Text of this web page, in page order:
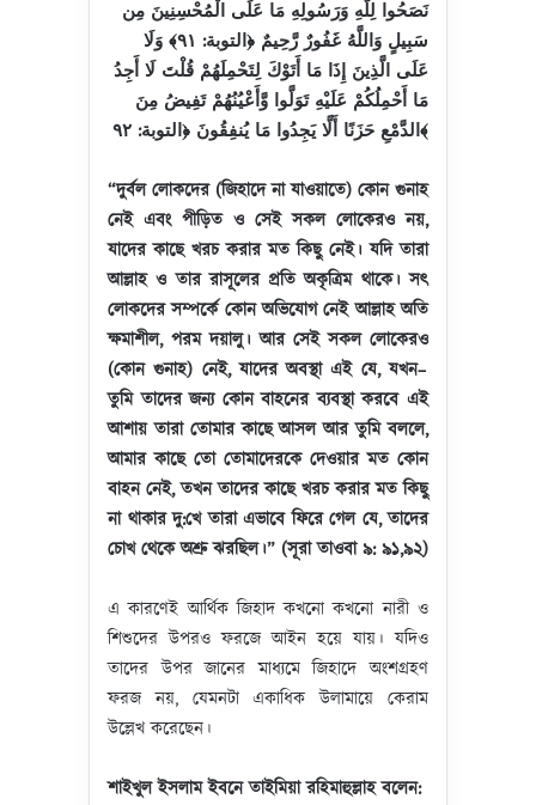
نَصَحُوا لِلَّهِ وَرَسُولِهِ مَا عَلَى الْمُحْسِنِينَ مِن
سَبِيلٍ وَاللَّهُ غَفُورٌ رَّحِيمٌ ﴿التوبة: ٩١﴾
وَلَا
عَلَى الَّذِينَ إِذَا مَا أَتَوْكَ لِتَحْمِلَهُمْ قُلْتَ لَا أَجِدُ
مَا أَحْمِلُكُمْ عَلَيْهِ تَوَلَّوا وَّأَعْيُنُهُمْ تَفِيضُ مِنَ
الدَّمْعِ حَزَنًا أَلَّا يَجِدُوا مَا يُنفِقُونَ ﴿التوبة: ٩٢﴾
“দুর্বল লোকদের(জিহাদে না যাওয়াতে) কোন গুনাহ
নেই এবং পীড়িত ও সেই সকল লোকেরও নয়,
যাদের কাছে খরচ করার মত কিছু নেই। যদি তারা
আল্লাহ ও তার রাসূলের প্রতি অকৃত্রিম থাকে। সৎ
লোকদের সম্পর্কে কোন অভিযোগ নেই আল্লাহ অতি
ক্ষমাশীল, পরম দয়ালু। আর সেই সকল লোকেরও
(কোন গুনাহ) নেই,যাদের অবস্থা এই যে,যখন–
তুমি তাদের জন্য কোন বাহনের ব্যবস্থা করবে এই
আশায় তারা তোমার কাছে আসল আর তুমি বললে,
আমার কাছে তো তোমাদেরকে দেওয়ার মত কোন
বাহন নেই,তখন তাদের কাছে খরচ করার মত কিছু
না থাকার দু:খে তারা এভাবে ফিরে গেল যে,তাদের
চোখ থেকে অশ্রু ঝরছিল।” (সূরা তাওবা ৯: ৯১,৯২)
এ কারণেই আর্থিক জিহাদ কখনো কখনো নারী ও
শিশুদের উপরও ফরজে আইন হয়ে যায়। যদিও
তাদের উপর জানের মাধ্যমে জিহাদে অংশগ্রহণ
ফরজ নয়, যেমনটা একাধিক উলামায়ে কেরাম
উল্লেখ করেছেন।
শাইখুল ইসলাম ইবনে তাইমিয়া রহিমাহুল্লাহ বলেন: